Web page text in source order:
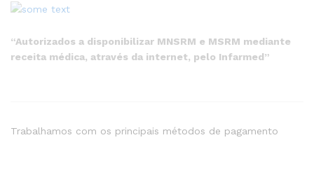
“Autorizados a disponibilizar MNSRM e MSRM mediante
receita médica, através da internet, pelo Infarmed”
Trabalhamos com os principais métodos de pagamento